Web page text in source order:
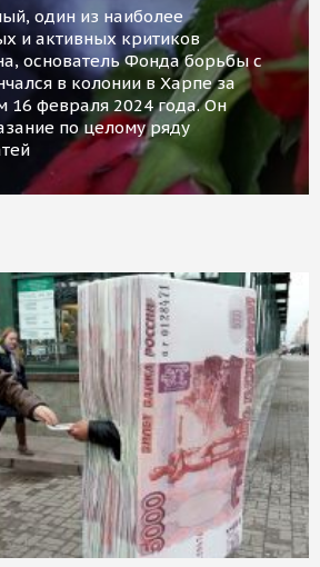
один из наиболее
и активных критиков
основатель Фонда борьбы с
в колонии в Харпе за
16 февраля 2024 года. Он
по целому ряду